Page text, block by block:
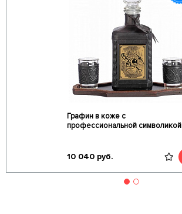
Графин в коже с
профессиональной символикой
10 040 руб.